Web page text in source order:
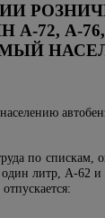
72, А-76,
по спискам,
литр, А-62